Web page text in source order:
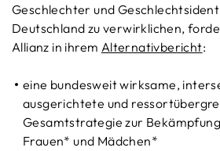
Geschlechter und
Deutschland zu verwirklichen,
Allianz in ihrem Alternativbericht:
eine bundesweit wirksame,
ausgerichtete und
Gesamtstrategie zur
Frauen* und Mädchen*